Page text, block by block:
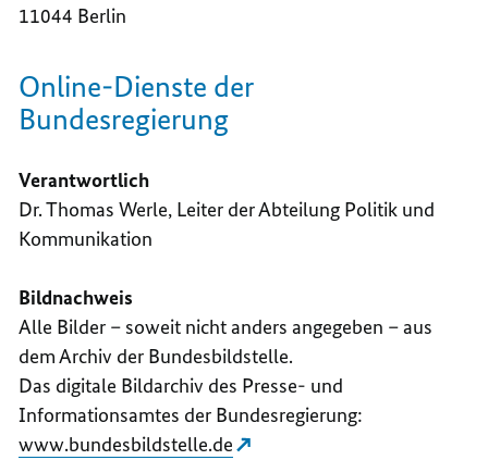
11044 Berlin
Online-Dienste der
Bundesregierung
Verantwortlich
Dr. Thomas Werle, Leiter der Abteilung Politik und
Kommunikation
Bildnachweis
Alle Bilder – soweit nicht anders angegeben – aus
dem Archiv der Bundesbildstelle.
Das digitale Bildarchiv des Presse- und
Informationsamtes der Bundesregierung:
www.bundesbildstelle.de